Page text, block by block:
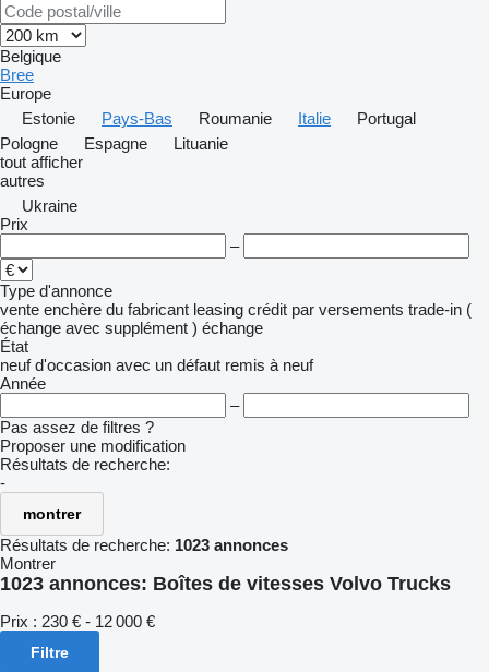
Belgique
Bree
Europe
Estonie
Pays-Bas Roumanie Italie
Portugal
Pologne
Espagne
Lituanie
tout afficher
autres
Ukraine
Prix
–
Type d'annonce
vente enchère du fabricant leasing crédit par versements trade-in (
échange avec supplément ) échange
État
neuf d'occasion avec un défaut remis à neuf
Année
–
Pas assez de filtres ?
Proposer une modification
Résultats de recherche:
-
montrer
Résultats de recherche: 1023 annonces
Montrer
1023 annonces: Boîtes de vitesses Volvo Trucks
Prix : 230 € - 12 000 €
Filtre